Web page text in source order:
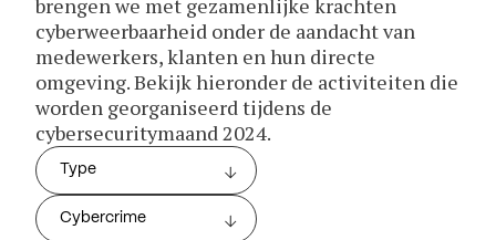
brengen we met gezamenlijke krachten
cyberweerbaarheid onder de aandacht van
medewerkers, klanten en hun directe
omgeving. Bekijk hieronder de activiteiten die
worden georganiseerd tijdens de
cybersecuritymaand 2024.
Type
Cybercrime